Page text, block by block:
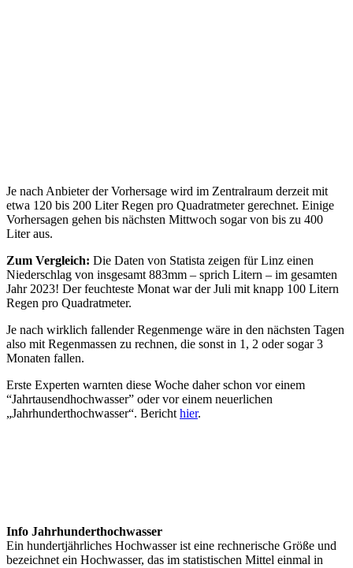
Je nach Anbieter der Vorhersage wird im Zentralraum derzeit mit
etwa 120 bis 200 Liter Regen pro Quadratmeter gerechnet. Einige
Vorhersagen gehen bis nächsten Mittwoch sogar von bis zu 400
Liter aus.
Zum Vergleich: Die Daten von Statista zeigen für Linz einen
Niederschlag von insgesamt 883mm – sprich Litern – im gesamten
Jahr 2023! Der feuchteste Monat war der Juli mit knapp 100 Litern
Regen pro Quadratmeter.
Je nach wirklich fallender Regenmenge wäre in den nächsten Tagen
also mit Regenmassen zu rechnen, die sonst in 1, 2 oder sogar 3
Monaten fallen.
Erste Experten warnten diese Woche daher schon vor einem
“Jahrtausendhochwasser” oder vor einem neuerlichen
„Jahrhunderthochwasser“. Bericht hier.
Info Jahrhunderthochwasser
Ein hundertjährliches Hochwasser ist eine rechnerische Größe und
bezeichnet ein Hochwasser, das im statistischen Mittel einmal in